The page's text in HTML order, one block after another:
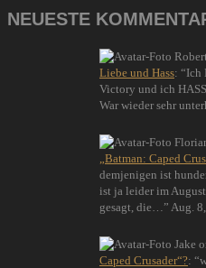
NEUESTE
Robert
Liebe und Hass: “Ich
Victory und ich
War wieder sehr
„Batman: Caped
demjenigen ist
ist ja leider im
gesagt, die… ” Aug.
Jake
Caped Crusader“?: “